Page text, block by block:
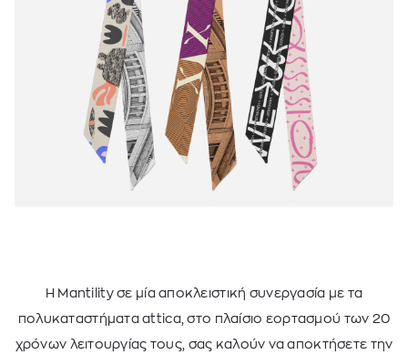
Η Mantility σε μία αποκλειστική συνεργασία με τα
πολυκαταστήματα attica, στο πλαίσιο εορτασμού των 20
χρόνων λειτουργίας τους, σας καλούν να αποκτήσετε την